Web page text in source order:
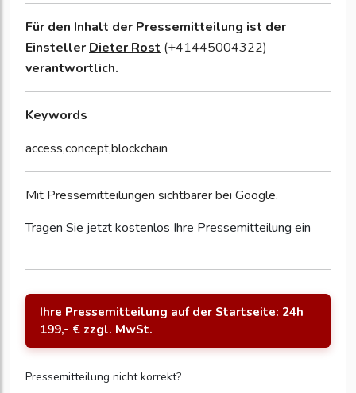
Für den Inhalt der Pressemitteilung ist der
Einsteller Dieter Rost (+41445004322)
verantwortlich.
Keywords
access,concept,blockchain
Mit Pressemitteilungen sichtbarer bei Google.
Tragen Sie jetzt kostenlos Ihre Pressemitteilung ein
Ihre Pressemitteilung auf der Startseite: 24h
199,- € zzgl. MwSt.
Pressemitteilung nicht korrekt?